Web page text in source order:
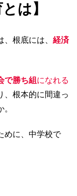
は】
根底には、 経済
で勝ち組 になれる
、根本的に間違っ
めに、中学校で